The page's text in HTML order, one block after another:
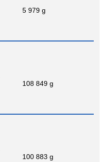
5 979 g
108 849 g
100 883 g